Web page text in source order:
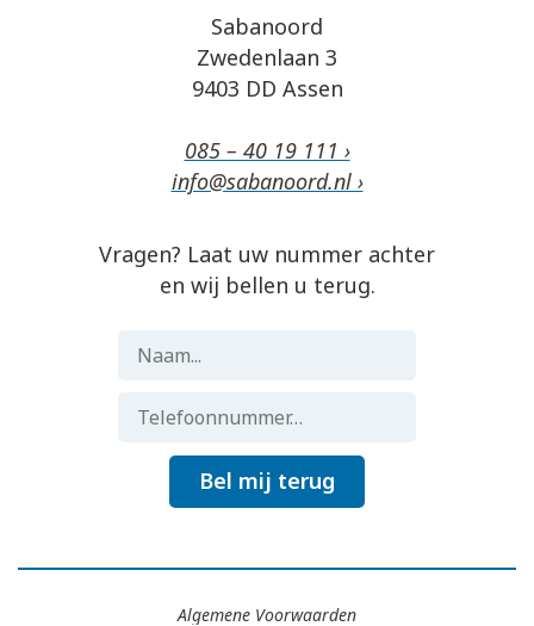
Sabanoord
Zwedenlaan 3
9403 DD Assen
085 – 40 19 111 ›
info@sabanoord.nl ›
Vragen? Laat uw nummer achter
en wij bellen u terug.
Bel mij terug
Algemene Voorwaarden